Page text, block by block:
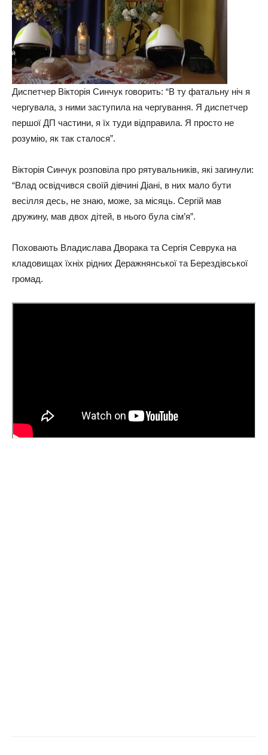
Диспетчер Вікторія Синчук говорить: “В ту фатальну ніч я
чергувала, з ними заступила на чергування. Я диспетчер
першої ДП частини, я їх туди відправила. Я просто не
розумію, як так сталося”.
Вікторія Синчук розповіла про рятувальників, які загинули:
“Влад освідчився своїй дівчині Діані, в них мало бути
весілля десь, не знаю, може, за місяць. Сергій мав
дружину, мав двох дітей, в нього була сім’я”.
Поховають Владислава Дворака та Сергія Севрука на
кладовищах їхніх рідних Деражнянської та Берездівської
громад.